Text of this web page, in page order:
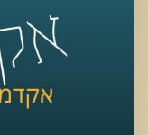
כדי לענות על השאלה
ראש ההתמחות
קרדיט תמונות: